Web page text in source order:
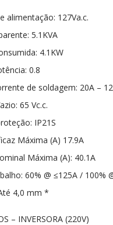
alimentação: 127Va.c.
5.1KVA
4.1KW
0.8
de soldagem: 20A –
65 Vc.c.
IP21S
Máxima (A) 17.9A
Máxima (A): 40.1A
60% @ ≤125A / 100%
4,0 mm *
– INVERSORA (220V)